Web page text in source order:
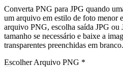
Converta PNG para JPG quando
um arquivo em estilo de foto menor
arquivo PNG, escolha saída JPG ou
tamanho se necessário e baixe a
transparentes preenchidas em branco.
Escolher Arquivo PNG *